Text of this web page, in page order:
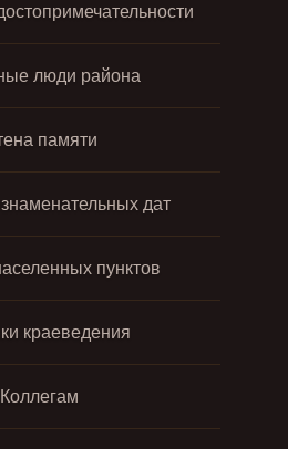
люди района
памяти
дат
пунктов
краеведения
Коллегам